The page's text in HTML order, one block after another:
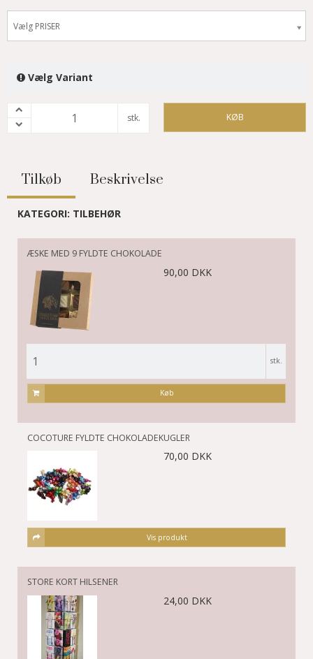
Vælg PRISER
Vælg Variant
stk. KØB
Tilkøb Beskrivelse
KATEGORI: TILBEHØR
ÆSKE MED 9 FYLDTE CHOKOLADE
90,00 DKK
stk.
Køb
COCOTURE FYLDTE CHOKOLADEKUGLER
70,00 DKK
Vis produkt
STORE KORT HILSENER
24,00 DKK